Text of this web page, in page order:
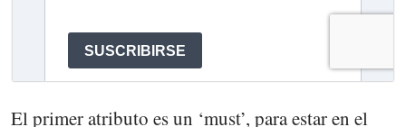
El primer atributo es un ‘must’, para estar en el